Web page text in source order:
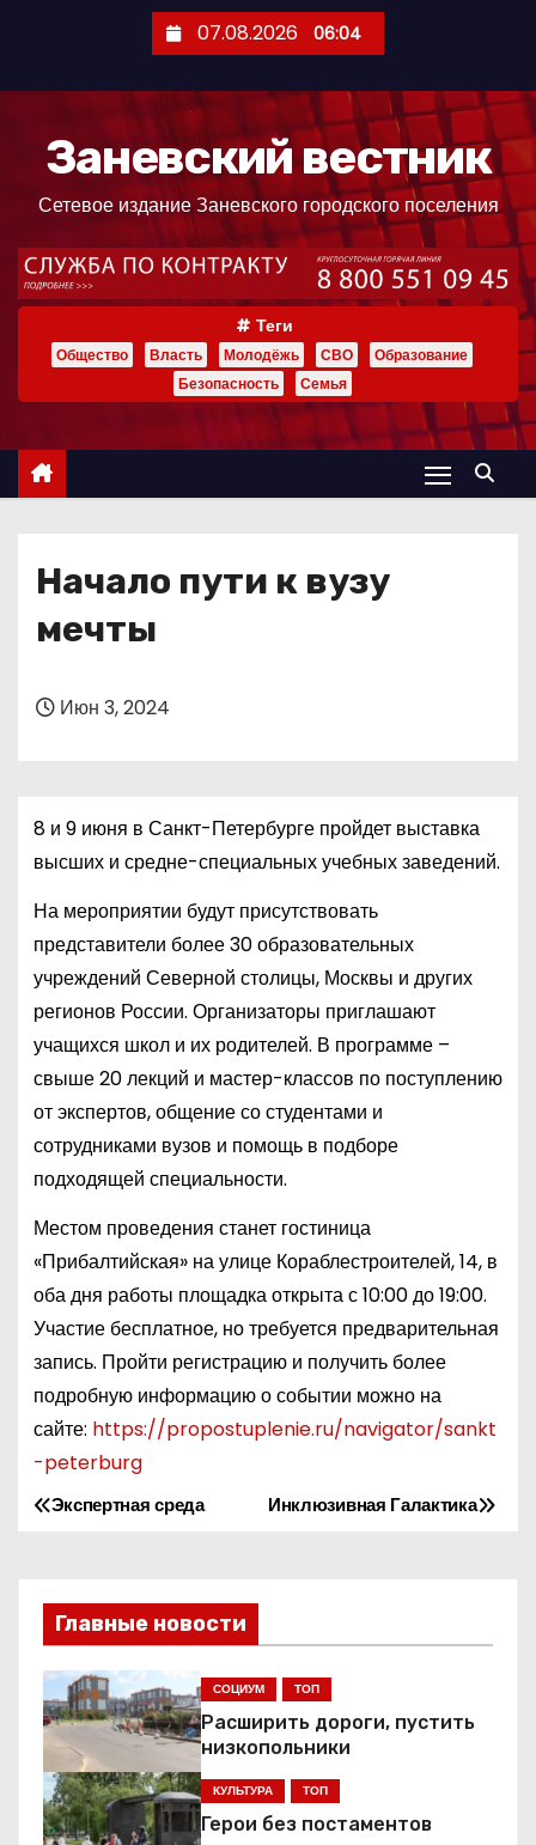
ж
07.08.2026 06:04
Заневский вестник
Сетевое издание Заневского городского поселения
Теги
Общество Власть Молодёжь СВО
Образование
Безопасность
Семья
Начало пути к вузу
мечты
Июн 3, 2024
8 и 9 июня в Санкт-Петербурге пройдет выставка
высших и средне-специальных учебных заведений.
На мероприятии будут присутствовать
представители более 30 образовательных
учреждений Северной столицы, Москвы и других
регионов России. Организаторы приглашают
учащихся школ и их родителей. В программе –
свыше 20 лекций и мастер-классов по поступлению
от экспертов, общение со студентами и
сотрудниками вузов и помощь в подборе
подходящей специальности.
Местом проведения станет гостиница
«Прибалтийская» на улице Кораблестроителей, 14, в
оба дня работы площадка открыта с 10:00 до 19:00.
Участие бесплатное, но требуется предварительная
запись. Пройти регистрацию и получить более
подробную информацию о событии можно на
сайте: https://propostuplenie.ru/navigator/sankt
-peterburg
Н
и
г
а
ц
Инклюзивная Галактика
Экспертная среда
Главные новости
СОЦИУМ ТОП
Расширить дороги, пустить
низкопольники
КУЛЬТУРА ТОП
Герои без постаментов